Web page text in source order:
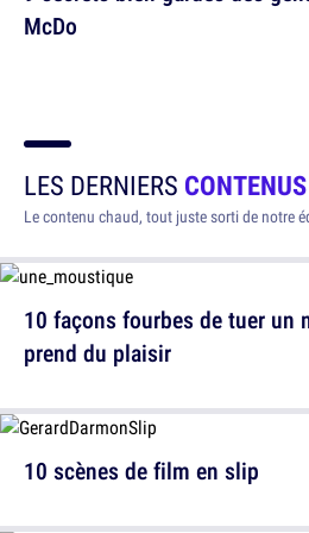
McDo
LES DERNIERS
Le contenu chaud, tout juste sorti de notre
10 façons fourbes de tuer un
prend du plaisir
10 scènes de film en slip